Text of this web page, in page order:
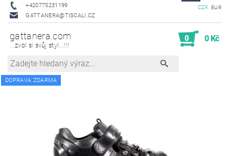
+420775231199
GATTANERA@TISCALI.CZ
CZK EUR
gattanera.com
...zvol si svůj styl...!!!
0 0 Kč
DOPRAVA ZDARMA